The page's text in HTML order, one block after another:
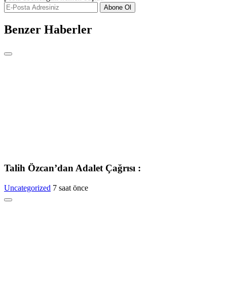
Abone Ol
Benzer Haberler
Talih Özcan’dan Adalet Çağrısı :
Uncategorized 7 saat önce